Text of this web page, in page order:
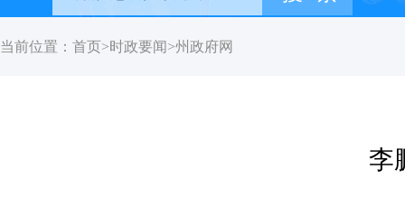
当前位置： 首页>时政要闻 >州政府网
李